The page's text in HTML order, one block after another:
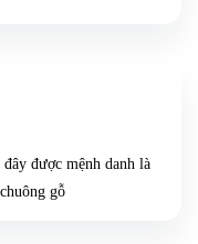
được mệnh danh là
gỗ